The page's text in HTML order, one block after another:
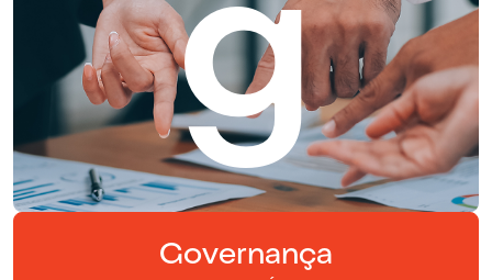
Governança
g